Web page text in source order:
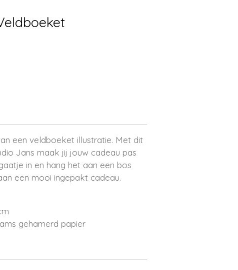
een veldboeket illustratie. Met dit
Jans maak jij jouw cadeau pas
in en hang het aan een bos
een mooi ingepakt cadeau.
gehamerd papier